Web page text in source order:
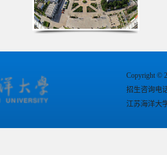
Copyright ©
招生咨询电
江苏海洋大